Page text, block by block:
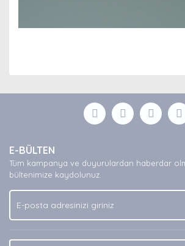
Yorum Yaz
formunu kullanarak tarafımıza
Görüş ve önerileriniz için teşekkür ederiz.
Ürün açıklamasında eksik bilgiler
Ürün bilgilerinde hatalar bulunuyor.
Ürün fiyatı diğer sitelerden daha pahalı.
Bu ürüne benzer farklı alternatifler olmalı.
E-BÜLTEN
Tüm kampanya ve duyurulardan haberdar
bültenimize kaydolunuz.